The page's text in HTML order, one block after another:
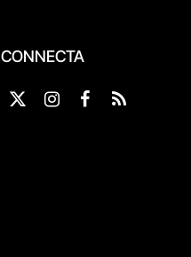
CONNECTA
X
Instagram
Facebook
RSS